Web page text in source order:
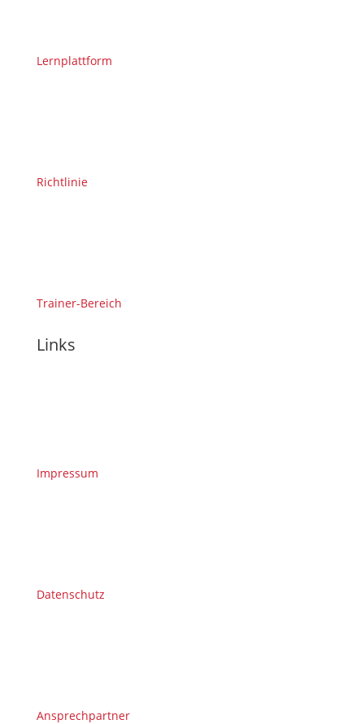
Lernplattform
Richtlinie
Trainer-Bereich
Links
Impressum
Datenschutz
Ansprechpartner